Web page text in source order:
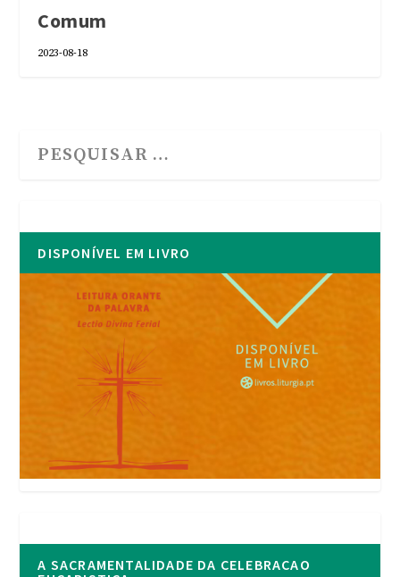
Comum
2023-08-18
DISPONÍVEL EM LIVRO
A SACRAMENTALIDADE DA CELEBRACAO